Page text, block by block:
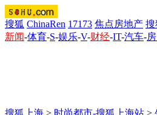
搜狐 ChinaRen 17173 焦点房地产 搜
新闻-体育-S-娱乐-V-财经-IT-汽车-
搜狐上海 > 时尚都市-搜狐上海站 >